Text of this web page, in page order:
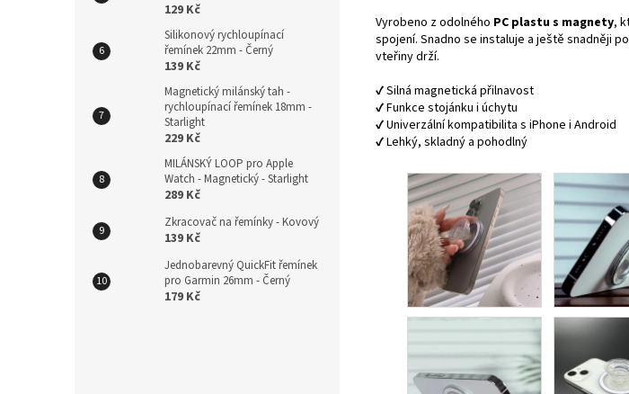
129 Kč
Silikonový rychloupínací
řemínek 22mm - Černý
139 Kč
Magnetický milánský tah -
rychloupínací řemínek 18mm -
Starlight
229 Kč
MILÁNSKÝ LOOP pro Apple
Watch - Magnetický - Starlight
289 Kč
Zkracovač na řemínky - Kovový
139 Kč
Jednobarevný QuickFit řemínek
pro Garmin 26mm - Černý
179 Kč
Vyrobeno z odolného PC plastu s magnety,
spojení. Snadno se instaluje a ještě snadněji
vteřiny drží.
✔️ Silná magnetická přilnavost
✔️ Funkce stojánku i úchytu
✔️ Univerzální kompatibilita s iPhone i Android
✔️ Lehký, skladný a pohodlný